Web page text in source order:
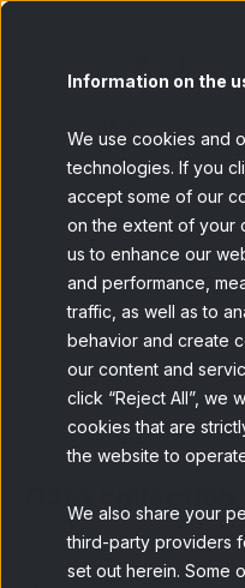
Information on the
We use cookies and
technologies. If you
accept some of our
on the extent of your
us to enhance our
and performance,
traffic, as well as to
behavior and create
our content and
click “Reject All”, we
cookies that are
the website to
We also share your
third-party providers
set out herein. Some
Data